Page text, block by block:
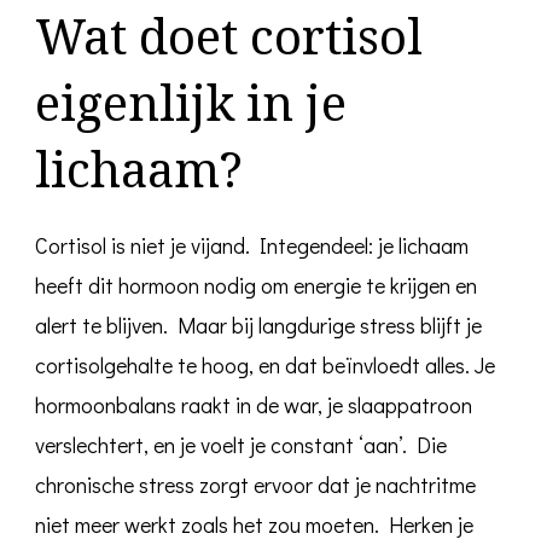
Wat doet cortisol
eigenlijk in je
lichaam?
Cortisol is niet je vijand. Integendeel: je lichaam
heeft dit hormoon nodig om energie te krijgen en
alert te blijven. Maar bij langdurige stress blijft je
cortisolgehalte te hoog, en dat beïnvloedt alles. Je
hormoonbalans raakt in de war, je slaappatroon
verslechtert, en je voelt je constant ‘aan’. Die
chronische stress zorgt ervoor dat je nachtritme
niet meer werkt zoals het zou moeten. Herken je